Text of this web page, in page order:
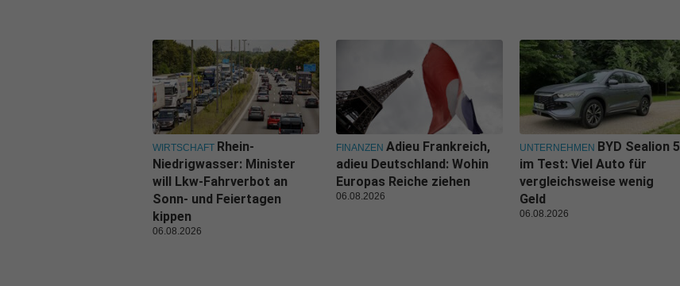
WIRTSCHAFT Rhein-
Niedrigwasser: Minister
will Lkw-Fahrverbot an
Sonn- und Feiertagen
kippen
06.08.2026
FINANZEN Adieu Frankreich,
adieu Deutschland: Wohin
Europas Reiche ziehen
06.08.2026
UNTERNEHMEN BYD Sealion 5
im Test: Viel Auto für
vergleichsweise wenig
Geld
06.08.2026